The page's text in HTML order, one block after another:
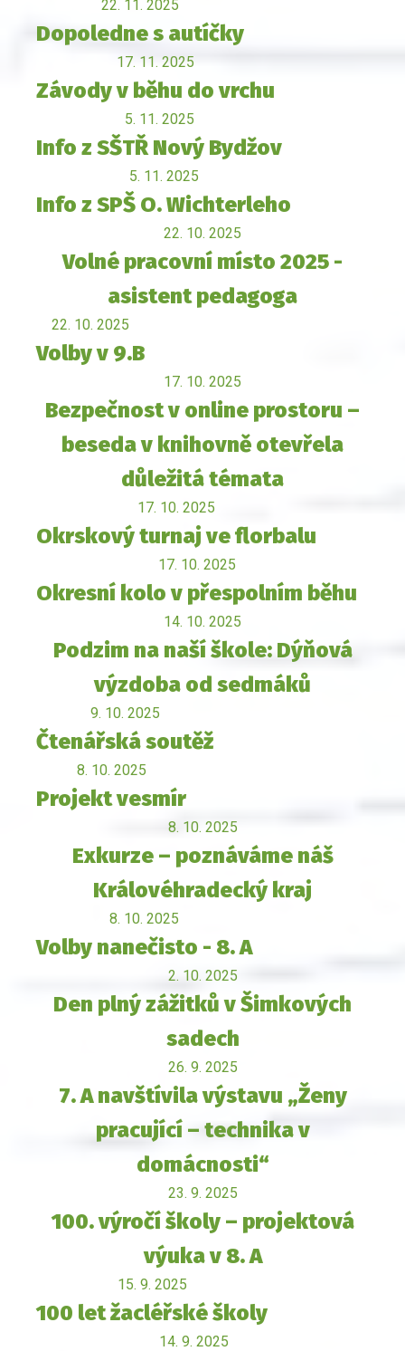
22. 11. 2025
Dopoledne s autíčky
17. 11. 2025
Závody v běhu do vrchu
5. 11. 2025
Info z SŠTŘ Nový Bydžov
5. 11. 2025
Info z SPŠ O. Wichterleho
22. 10. 2025
Volné pracovní místo 2025 -
asistent pedagoga
22. 10. 2025
Volby v 9.B
17. 10. 2025
Bezpečnost v online prostoru –
beseda v knihovně otevřela
důležitá témata
17. 10. 2025
Okrskový turnaj ve florbalu
17. 10. 2025
Okresní kolo v přespolním běhu
14. 10. 2025
Podzim na naší škole: Dýňová
výzdoba od sedmáků
9. 10. 2025
Čtenářská soutěž
8. 10. 2025
Projekt vesmír
8. 10. 2025
Exkurze – poznáváme náš
Královéhradecký kraj
8. 10. 2025
Volby nanečisto - 8. A
2. 10. 2025
Den plný zážitků v Šimkových
sadech
26. 9. 2025
7. A navštívila výstavu „Ženy
pracující – technika v
domácnosti“
23. 9. 2025
100. výročí školy – projektová
výuka v 8. A
15. 9. 2025
100 let žacléřské školy
14. 9. 2025